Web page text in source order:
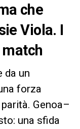
che
Viola. I
da un
forza
Genoa–
una sfida